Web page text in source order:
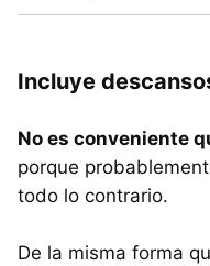
Incluye
No es conveniente
porque
todo lo contrario.
De la misma forma